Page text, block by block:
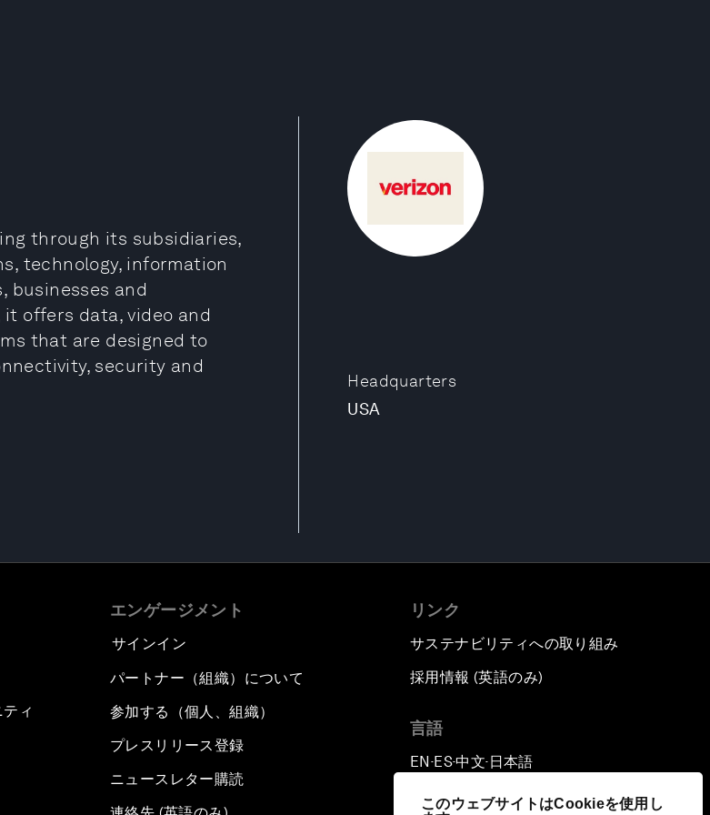
このウェブサイトはCookieを使用し
Headquarters
USA
through its subsidiaries,
technology, information
businesses and
offers data, video and
that are designed to
security and
ィ
エンゲージメント
サインイン
パートナー（組織）について
参加する（個人、組織）
プレスリリース登録
ニュースレター購読
リンク
サステナビリティへの取り組み
採用情報 (英語のみ)
言語
EN ▪ES▪中文▪ 日本語